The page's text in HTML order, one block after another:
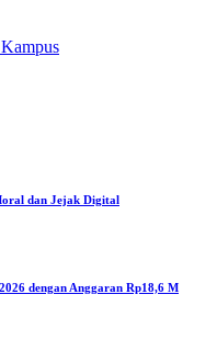
dan Jejak Digital
dengan Anggaran Rp18,6 M